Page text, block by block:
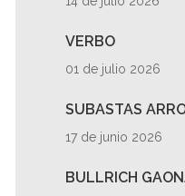
VERBO
01 de julio 2026
SUBASTAS
17 de junio 2026
BULLRICH